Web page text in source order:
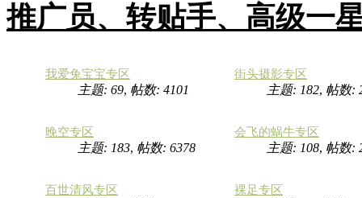
推广员、转贴手、高级一
我爱兔宝宝专区
主题: 69, 帖数: 4101
街头摄影专区
主题: 182, 帖数:
晚空专区
主题: 183, 帖数: 6378
会飞的蜗牛专区
主题: 108, 帖数:
百世清风专区 裸足专区